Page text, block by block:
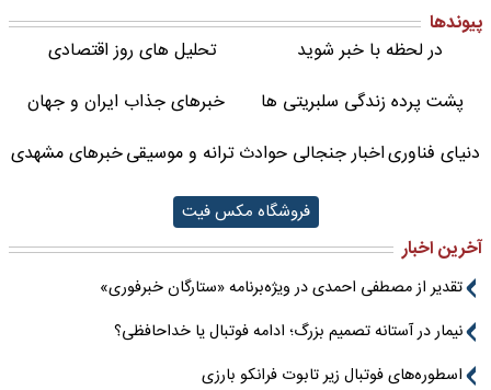
پیوندها
در لحظه با خبر شوید
تحلیل های روز اقتصادی
پشت پرده زندگی سلبریتی ها
خبرهای جذاب ایران و جهان
دنیای فناوریاخبار جنجالی حوادثترانه و موسیقیخبرهای مشهدی
فروشگاه مکس فیت
آخرین اخبار
تقدیر از مصطفی احمدی در ویژه‌برنامه «ستارگان خبرفوری»
نیمار در آستانه تصمیم بزرگ؛ ادامه فوتبال یا خداحافظی؟
اسطوره‌های فوتبال زیر تابوت فرانکو بارزی